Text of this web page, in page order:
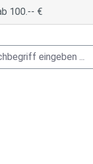
100.-- €